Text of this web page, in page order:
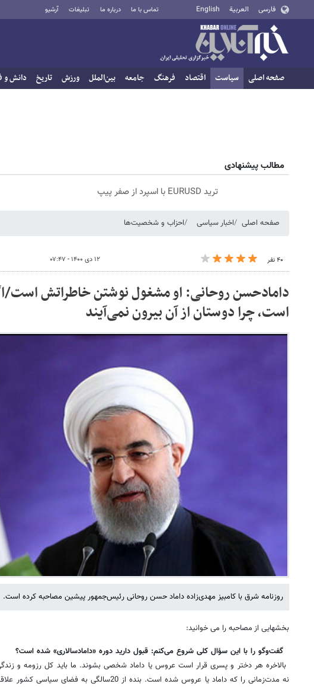
فارسی العربية English تماس با ما درباره ما تبلیغات آرشیو
صفحه اصلی سیاست اقتصاد فرهنگ جامعه بین‌الملل ورزش تاریخ دانش و
مطالب پیشنهادی
ترید EURUSD با اسپرد از صفر پیپ
صفحه اصلی اخبار سیاسی احزاب و شخصیت‌ها
۴۰ نفر ۱۲ دی ۱۴۰۰ - ۰۷:۴۷
دامادحسن روحانی: او مشغول نوشتن خاطراتش است/
است، چرا دوستان از آن بیرون نمی‌آیند
روزنامه شرق با کامبیز مهدی‌زاده داماد حسن روحانی رئیس‌جمهور پیشین مصاحبه کرده است.
بخشهایی از مصاحبه را می خوانید:
‌ گفت‌وگو را با این سؤال کلی شروع می‌کنم: قبول دارید دوره «دامادسالاری» شده است؟
بالاخره هر دختر و پسری قرار است عروس یا داماد شخصی بشوند. ما باید کل رزومه و
نه مدت‌زمانی را که داماد یا عروس شده است. بنده از 20‌سالگی